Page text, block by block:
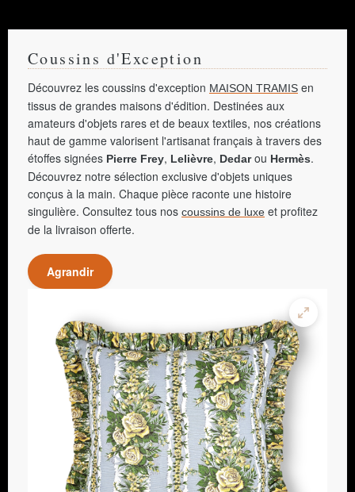
Coussins d'Exception
Découvrez les coussins d'exception MAISON TRAMIS en
tissus de grandes maisons d'édition. Destinées aux
amateurs d'objets rares et de beaux textiles, nos créations
haut de gamme valorisent l'artisanat français à travers des
étoffes signées Pierre Frey, Lelièvre, Dedarou Hermès.
Découvrez notre sélection exclusive d'objets uniques
conçus à la main. Chaque pièce raconte une histoire
singulière. Consultez tous nos coussins de luxe et profitez
de la livraison offerte.
Agrandir